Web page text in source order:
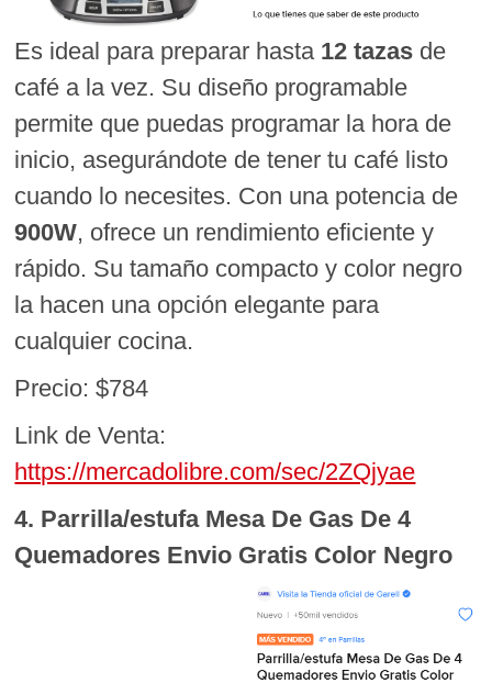
Es ideal para preparar hasta 12 tazas de
café a la vez. Su diseño programable
permite que puedas programar la hora de
inicio, asegurándote de tener tu café listo
cuando lo necesites. Con una potencia de
900W, ofrece un rendimiento eficiente y
rápido. Su tamaño compacto y color negro
la hacen una opción elegante para
cualquier cocina.
Precio: $784
Link de Venta:
https://mercadolibre.com/sec/2ZQjyae
4. Parrilla/estufa Mesa De Gas De 4
Quemadores Envio Gratis Color Negro